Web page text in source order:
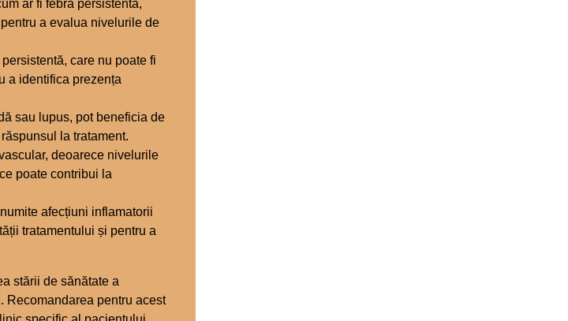
ar fi febră persistentă,
a evalua nivelurile de
care nu poate fi
a identifica prezența
sau lupus, pot beneficia de
la tratament.
deoarece nivelurile
poate contribui la
afecțiuni inflamatorii
tratamentului și pentru a
stării de sănătate a
Recomandarea pentru acest